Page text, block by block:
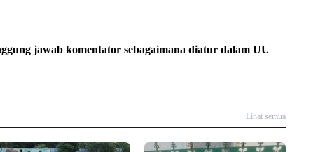
jawab komentator sebagaimana diatur dalam UU
Lihat semua